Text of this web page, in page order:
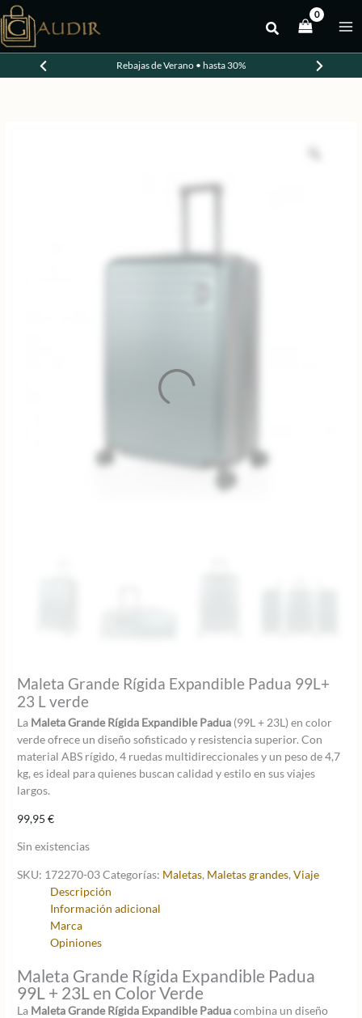
al
contenido
Rebajas de Verano • hasta 30%
Maleta Grande Rígida Expandible Padua 99L+
23 L verde
La Maleta Grande Rígida Expandible Padua (99L + 23L) en color
verde ofrece un diseño sofisticado y resistencia superior. Con
material ABS rígido, 4 ruedas multidireccionales y un peso de 4,7
kg, es ideal para quienes buscan calidad y estilo en sus viajes
largos.
99,95€
Sin existencias
SKU: 172270-03Categorías: Maletas, Maletas grandes,Viaje
Descripción
Información adicional
Marca
Opiniones
Maleta Grande Rígida Expandible Padua
99L + 23L en Color Verde
La Maleta Grande Rígida Expandible Paduacombina un diseño